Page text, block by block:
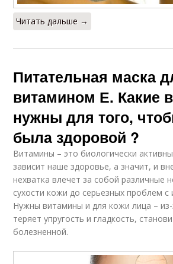
Читать дальше →
Питательная маска
витамином Е. Какие
нужны для того,
была здоровой ?
Витамины – это биологически
зависит наше здоровье, а значит, и
нехватка влечет за собой различные
сухости кожи до серьезных проблем
Нужны витамины и для кожи лица – из-
теряет упругость и гладкость,
болезненной.